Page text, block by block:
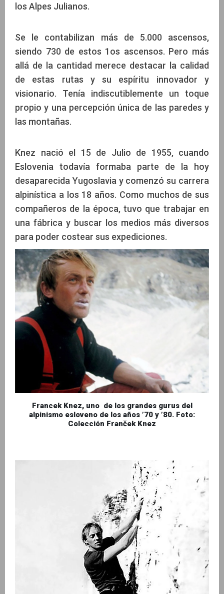
los Alpes Julianos.
Se le contabilizan más de 5.000 ascensos,
siendo 730 de estos 1os ascensos. Pero más
allá de la cantidad merece destacar la calidad
de estas rutas y su espíritu innovador y
visionario. Tenía indiscutiblemente un toque
propio y una percepción única de las paredes y
las montañas.
Knez nació el 15 de Julio de 1955, cuando
Eslovenia todavía formaba parte de la hoy
desaparecida Yugoslavia y comenzó su carrera
alpinística a los 18 años. Como muchos de sus
compañeros de la época, tuvo que trabajar en
una fábrica y buscar los medios más diversos
para poder costear sus expediciones.
Francek Knez, uno de los grandes gurus del
alpinismo esloveno de los años ’70 y ’80. Foto:
Colección Franček Knez